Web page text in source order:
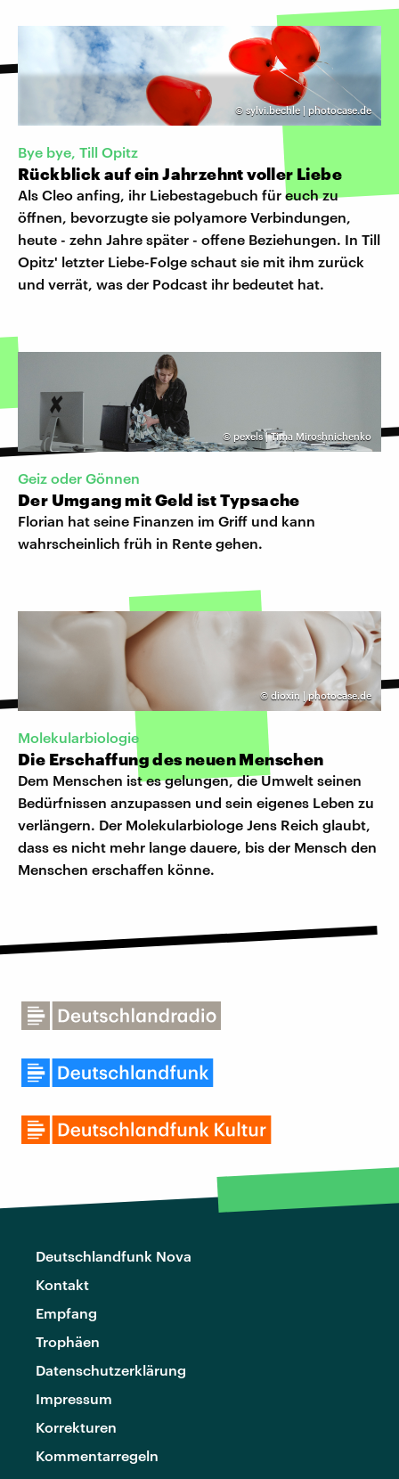
© sylvi.bechle | photocase.de
Bye bye, Till Opitz
Rückblick auf ein Jahrzehnt voller Liebe
Als Cleo anfing, ihr Liebestagebuch für euch zu
öffnen, bevorzugte sie polyamore Verbindungen,
heute - zehn Jahre später - offene Beziehungen. In Till
Opitz' letzter Liebe-Folge schaut sie mit ihm zurück
und verrät, was der Podcast ihr bedeutet hat.
© pexels | Tima Miroshnichenko
Geiz oder Gönnen
Der Umgang mit Geld ist Typsache
Florian hat seine Finanzen im Griff und kann
wahrscheinlich früh in Rente gehen.
© dioxin | photocase.de
Molekularbiologie
Die Erschaffung des neuen Menschen
Dem Menschen ist es gelungen, die Umwelt seinen
Bedürfnissen anzupassen und sein eigenes Leben zu
verlängern. Der Molekularbiologe Jens Reich glaubt,
dass es nicht mehr lange dauere, bis der Mensch den
Menschen erschaffen könne.
Deutschlandfunk Nova
Kontakt
Empfang
Trophäen
Datenschutzerklärung
Impressum
Korrekturen
Kommentarregeln